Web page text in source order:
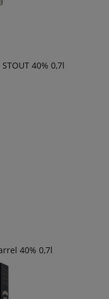
40% 0,7l
40% 0,7l